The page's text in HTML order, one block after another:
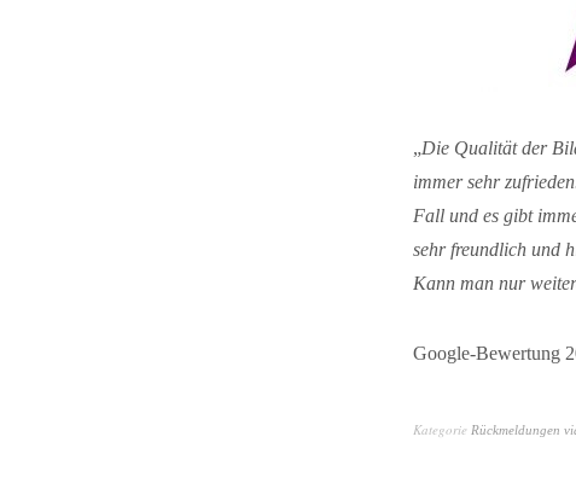
„Die Qualität der
immer sehr
Fall und es gibt
sehr freundlich und
Kann man nur
Google-Bewertung
Kategorie Rückmeldungen